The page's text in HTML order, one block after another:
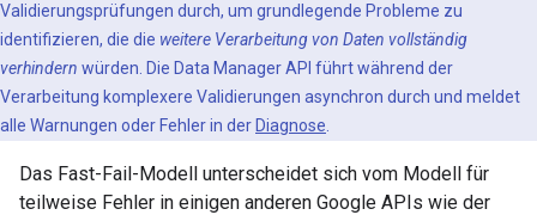
Validierungsprüfungen durch, um grundlegende Probleme zu
identifizieren, die die weitere Verarbeitung von Daten vollständig
verhindern würden. Die Data Manager API führt während der
Verarbeitung komplexere Validierungen asynchron durch und meldet
alle Warnungen oder Fehler in der Diagnose
Das Fast-Fail-Modell unterscheidet sich vom Modell für
teilweise Fehler in einigen anderen Google APIs wie der